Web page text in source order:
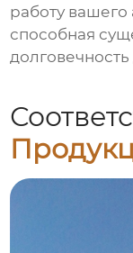
работу вашего
способная
долговечность